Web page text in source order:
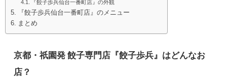
『餃子歩兵仙台一番町店』の外観
『餃子歩兵仙台一番町店』のメニュー
まとめ
京都・祇園発 餃子専門店『餃子歩兵』はどんなお
店？